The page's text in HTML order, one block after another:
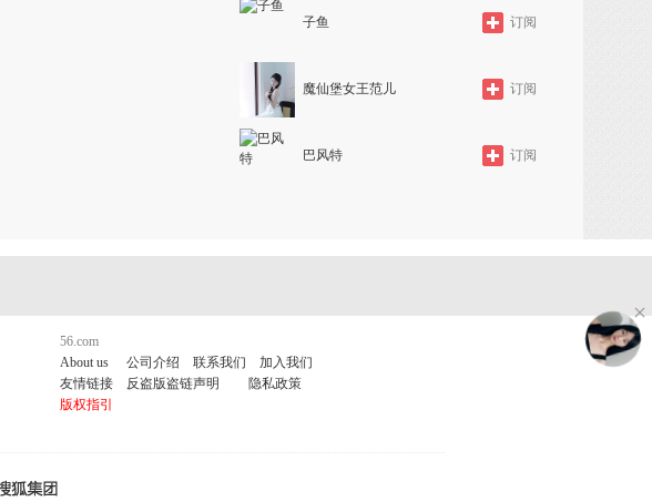
子鱼 订阅
魔仙堡女王范儿 订阅
巴风特 订阅
56.com
About us
公司介绍 联系我们
加入我们
友情链接
反盗版盗链声明
隐私政策
版权指引